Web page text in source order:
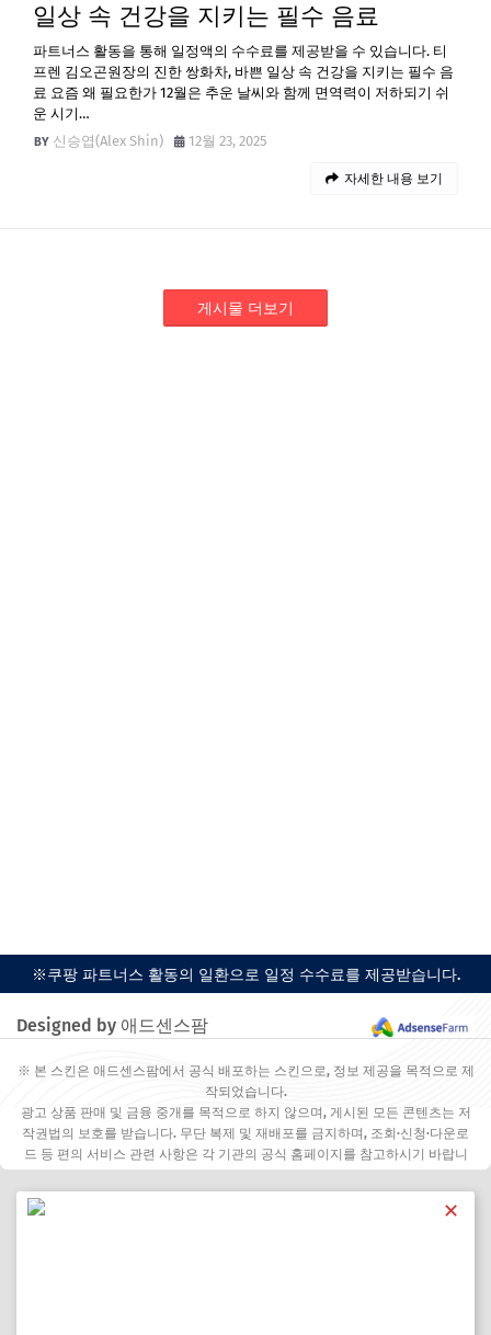
일상 속 건강을 지키는 필수 음료
파트너스 활동을 통해 일정액의 수수료를 제공받을 수 있습니다. 티
프렌 김오곤원장의 진한 쌍화차, 바쁜 일상 속 건강을 지키는 필수 음
료 요즘 왜 필요한가 12월은 추운 날씨와 함께 면역력이 저하되기 쉬
운 시기…
신승엽(Alex Shin)
12월 23, 2025
자세한 내용 보기
게시물 더보기
※쿠팡 파트너스 활동의 일환으로 일정 수수료를 제공받습니다.
Designed by 애드센스팜
※ 본 스킨은 애드센스팜에서 공식 배포하는 스킨으로, 정보 제공을 목적으로 제
작되었습니다.
광고 상품 판매 및 금융 중개를 목적으로 하지 않으며, 게시된 모든 콘텐츠는 저
작권법의 보호를 받습니다. 무단 복제 및 재배포를 금지하며, 조회·신청·다운로
드 등 편의 서비스 관련 사항은 각 기관의 공식 홈페이지를 참고하시기 바랍니
✕